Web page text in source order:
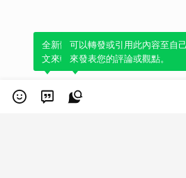
全新體驗！一鍵引用此內容，透過
文來輕鬆表達個人立場。
可以轉發或引用此內容至自
來發表您的評論或觀點。